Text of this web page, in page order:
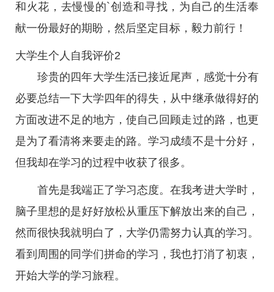
和火花，去慢慢的`创造和寻找，为自己的生活奉
献一份最好的期盼，然后坚定目标，毅力前行！
大学生个人自我评价2
珍贵的四年大学生活已接近尾声，感觉十分有
必要总结一下大学四年的得失，从中继承做得好的
方面改进不足的地方，使自己回顾走过的路，也更
是为了看清将来要走的路。学习成绩不是十分好，
但我却在学习的过程中收获了很多。
首先是我端正了学习态度。在我考进大学时，
脑子里想的是好好放松从重压下解放出来的自己，
然而很快我就明白了，大学仍需努力认真的学习。
看到周围的同学们拼命的学习，我也打消了初衷，
开始大学的学习旅程。